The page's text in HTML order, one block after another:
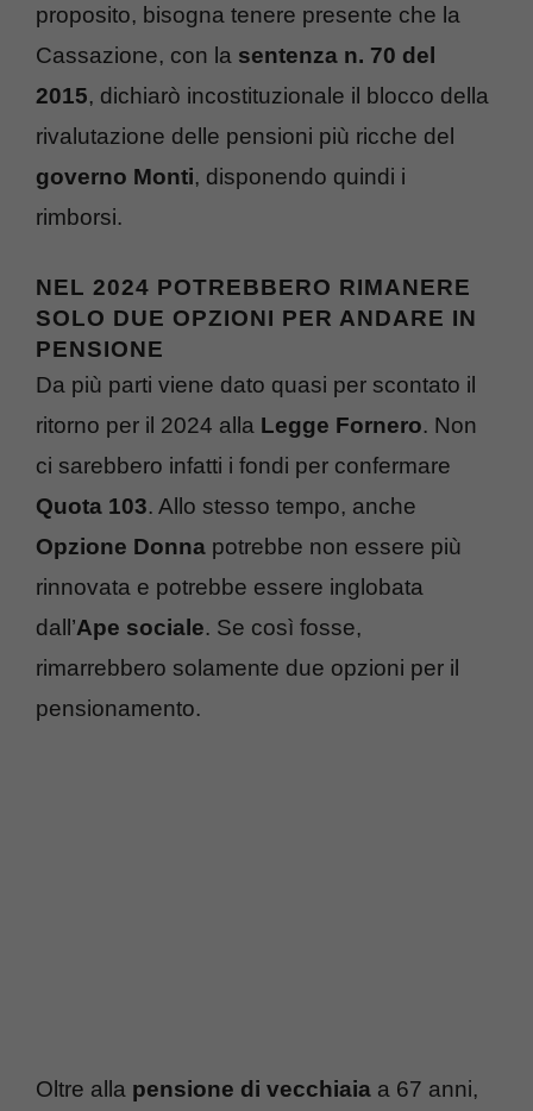
proposito, bisogna tenere presente che la
Cassazione, con la sentenza n. 70 del
2015, dichiarò incostituzionale il blocco della
rivalutazione delle pensioni più ricche del
governo Monti, disponendo quindi i
rimborsi.
NEL 2024 POTREBBERO RIMANERE
SOLO DUE OPZIONI PER ANDARE IN
PENSIONE
Da più parti viene dato quasi per scontato il
ritorno per il 2024 alla Legge Fornero. Non
ci sarebbero infatti i fondi per confermare
Quota 103. Allo stesso tempo, anche
Opzione Donna potrebbe non essere più
rinnovata e potrebbe essere inglobata
dall’Ape sociale. Se così fosse,
rimarrebbero solamente due opzioni per il
pensionamento.
Oltre alla pensione di vecchiaia a 67 anni,